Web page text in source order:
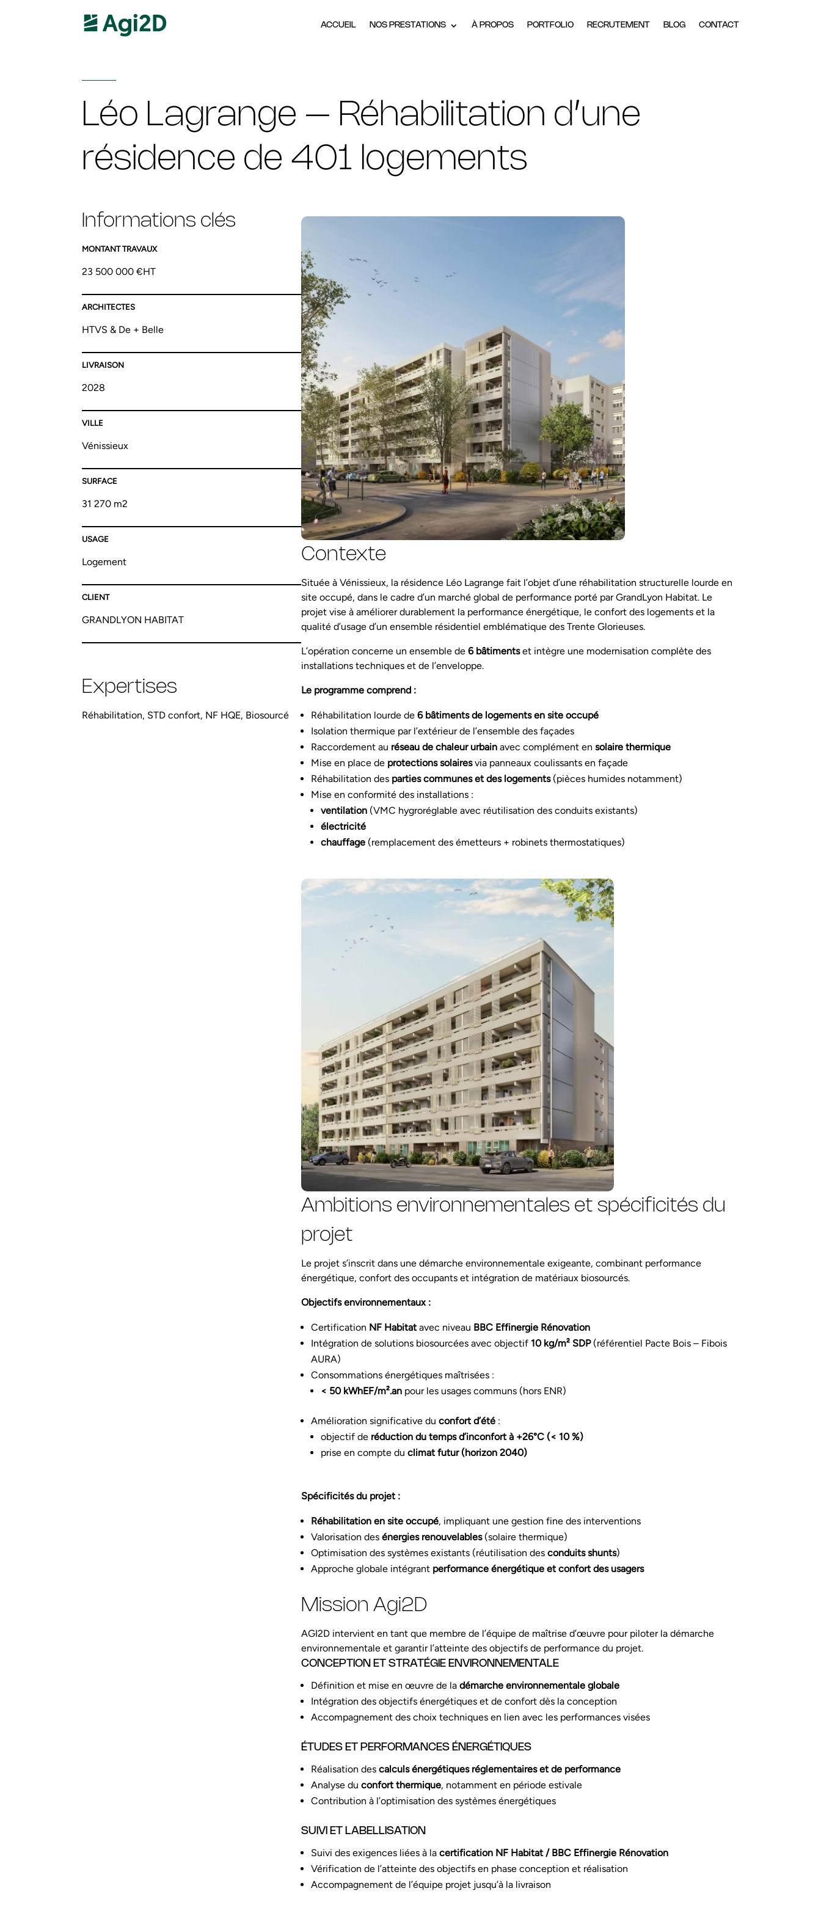
ACCUEIL NOS PRESTATIONS À PROPOS PORTFOLIO RECRUTEMENT BLOG CONTACT
Léo Lagrange – Réhabilitation d’une
résidence de 401 logements
Informations clés
MONTANT TRAVAUX
23 500 000 €HT
ARCHITECTES
HTVS & De + Belle
LIVRAISON
2028
VILLE
Vénissieux
SURFACE
31 270 m2
USAGE
Logement
CLIENT
GRANDLYON HABITAT
Expertises
Réhabilitation, STD confort, NF HQE, Biosourcé
Contexte
Située à Vénissieux, la résidence Léo Lagrange fait l’objet d’une réhabilitation structurelle lourde en
site occupé, dans le cadre d’un marché global de performance porté par GrandLyon Habitat. Le
projet vise à améliorer durablement la performance énergétique, le confort des logements et la
qualité d’usage d’un ensemble résidentiel emblématique des Trente Glorieuses.
L’opération concerne un ensemble de 6 bâtimentset intègre une modernisation complète des
installations techniques et de l’enveloppe.
Le programme comprend :
Réhabilitation lourde de 6 bâtiments de logements en site occupé
Isolation thermique par l’extérieur de l’ensemble des façades
Raccordement au réseau de chaleur urbainavec complément en solaire thermique
Mise en place de protections solairesvia panneaux coulissants en façade
Réhabilitation des parties communes et des logements(pièces humides notamment)
Mise en conformité des installations :
ventilation(VMC hygroréglable avec réutilisation des conduits existants)
électricité
chauffage(remplacement des émetteurs + robinets thermostatiques)
Ambitions environnementales et spécificités du
projet
Le projet s’inscrit dans une démarche environnementale exigeante, combinant performance
énergétique, confort des occupants et intégration de matériaux biosourcés.
Objectifs environnementaux :
Certification NF Habitatavec niveau BBC Effinergie Rénovation
Intégration de solutions biosourcées avec objectif 10 kg/m² SDP(référentiel Pacte Bois – Fibois
AURA)
Consommations énergétiques maîtrisées :
< 50 kWhEF/m².anpour les usages communs (hors ENR)
Amélioration significative du confort d’été:
objectif de réduction du temps d’inconfort à +26°C (< 10 %)
prise en compte du climat futur (horizon 2040)
Spécificités du projet :
Réhabilitation en site occupé, impliquant une gestion fine des interventions
Valorisation des énergies renouvelables(solaire thermique)
Optimisation des systèmes existants (réutilisation des conduits shunts)
Approche globale intégrant performance énergétique et confort des usagers
Mission Agi2D
AGI2D intervient en tant que membre de l’équipe de maîtrise d’œuvre pour piloter la démarche
environnementale et garantir l’atteinte des objectifs de performance du projet.
CONCEPTION ET STRATÉGIE ENVIRONNEMENTALE
Définition et mise en œuvre de la démarche environnementale globale
Intégration des objectifs énergétiques et de confort dès la conception
Accompagnement des choix techniques en lien avec les performances visées
ÉTUDES ET PERFORMANCES ÉNERGÉTIQUES
Réalisation des calculs énergétiques réglementaires et de performance
Analyse du confort thermique, notamment en période estivale
Contribution à l’optimisation des systèmes énergétiques
SUIVI ET LABELLISATION
Suivi des exigences liées à la certification NF Habitat / BBC Effinergie Rénovation
Vérification de l’atteinte des objectifs en phase conception et réalisation
Accompagnement de l’équipe projet jusqu’à la livraison